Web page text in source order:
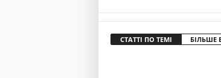
СТАТТІ ПО ТЕМІ БІЛЬШЕ